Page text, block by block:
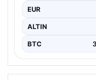
EUR
ALTIN
BTC